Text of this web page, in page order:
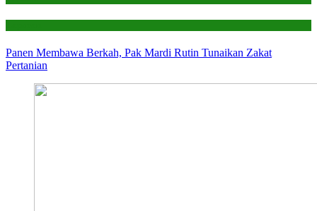
Panen Membawa Berkah, Pak Mardi Rutin Tunaikan Zakat
Pertanian